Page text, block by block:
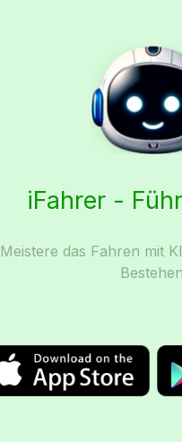
iFahrer -
Meistere das Fahren mit